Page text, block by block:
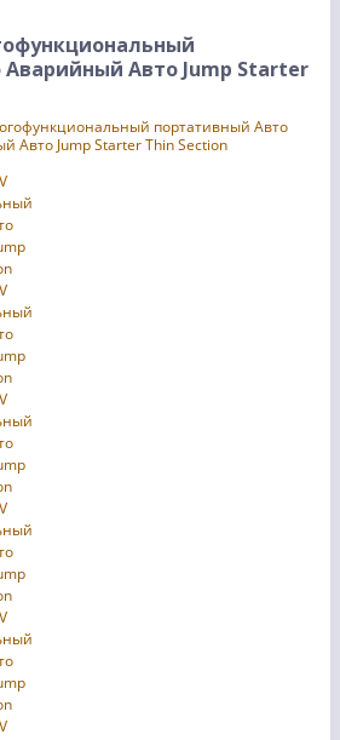
Авто Jump Starter